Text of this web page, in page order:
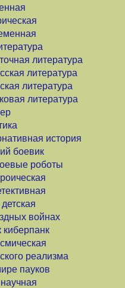
литература
литература
литература
литература
история
боевик
роботы
войнах
киберпанк
реализма
пауков